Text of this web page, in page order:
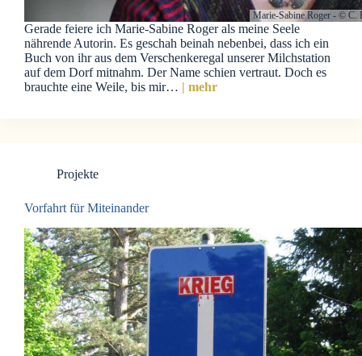
Marie-Sabine Roger - © C.
Gerade feiere ich Marie-Sabine Roger als meine Seele
nährende Autorin. Es geschah beinah nebenbei, dass ich ein
Buch von ihr aus dem Verschenkeregal unserer Milchstation
auf dem Dorf mitnahm. Der Name schien vertraut. Doch es
brauchte eine Weile, bis mir…
| mehr
Projekte
Vorfahrt für Miteinander